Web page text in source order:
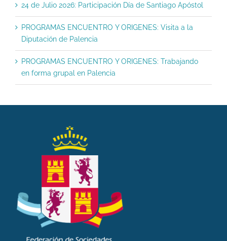
24 de Julio 2026: Participación Día de Santiago Apóstol
PROGRAMAS ENCUENTRO Y ORIGENES: Visita a la
Diputación de Palencia
PROGRAMAS ENCUENTRO Y ORIGENES: Trabajando
en forma grupal en Palencia